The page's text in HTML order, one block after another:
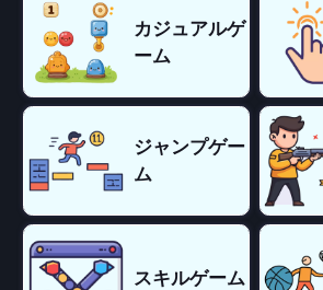
カジュアルゲ
ーム
ジャンプゲー
ム
スキルゲーム